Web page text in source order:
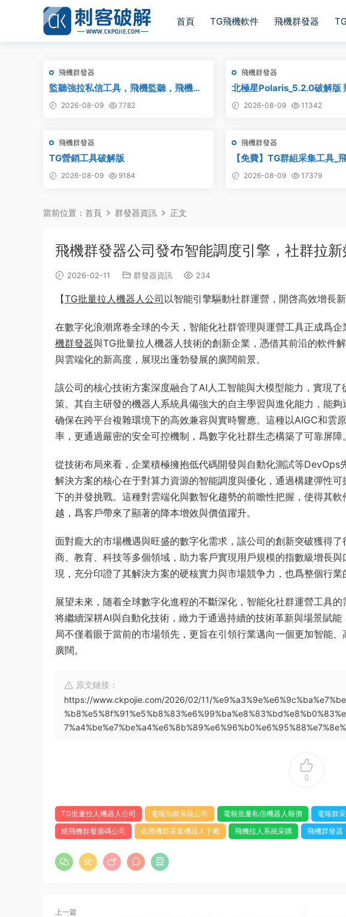
首頁 TG飛機軟件 飛機群發器
飛機群發器
監聽強拉私信工具，飛機監聽，飛機監
聽強拉，飛機監聽自動拉人，破解版
2026-08-09 7782
飛機群發器
北極星Polaris_5.2.0破解版
_TG群發軟件_Telegram群發
版
2026-08-09 11342
飛機群發器
TG營銷工具破解版
2026-08-09 9184
飛機群發器
【免費】TG群組采集工具_
集軟件_電報群組采集
集
2026-08-09 17379
當前位置： 首頁 群發器資訊 正文
飛機群發器公司發布智能調度引擎，社群拉
2026-02-11 群發器資訊 234
【TG批量拉人機器人公司以智能引擎驅動社群運營，開啓高效增長新
在數字化浪潮席卷全球的今天，智能化社群管理與運營工具正成爲
機群發器與TG批量拉人機器人技術的創新企業，憑借其前沿的軟件
與雲端化的新高度，展現出蓬勃發展的廣闊前景。
該公司的核心技術方案深度融合了AI人工智能與大模型能力，實現
策。其自主研發的機器人系統具備強大的自主學習與進化能力，能
确保在跨平台複雜環境下的高效兼容與實時響應。這種以AIGC和雲
率，更通過嚴密的安全可控機制，爲數字化社群生态構築了可靠屏障。
從技術布局來看，企業積極擁抱低代碼開發與自動化測試等
解決方案的核心在于對算力資源的智能調度與優化，通過構建彈性
下的并發挑戰。這種對雲端化與數智化趨勢的前瞻性把握，使得其
越，爲客戶帶來了顯著的降本增效與價值躍升。
面對龐大的市場機遇與旺盛的數字化需求，該公司的創新突破獲得
商、教育、科技等多個領域，助力客戶實現用戶規模的指數級增長
現，充分印證了其解決方案的硬核實力與市場競争力，也爲整個行業
展望未來，随着全球數字化進程的不斷深化，智能化社群運營工具
将繼續深耕AI與自動化技術，緻力于通過持續的技術革新與場景賦
局不僅着眼于當前的市場領先，更旨在引領行業邁向一個更加智能
廣闊。
原文鏈接：
https://www.ckpojie.com/2026/02/11/
0
TG批量拉人機器人公司 電報加群系統公司 電報批量私信機器人報價 電報群
紙飛機群發源碼公司
紙飛機群采集機器人下載 飛機拉人系統采購 飛機群發器
上一篇